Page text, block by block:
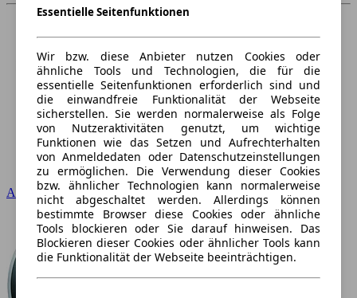
Audi
Essentielle Seitenfunktionen
Wir bzw. diese Anbieter nutzen Cookies oder
ähnliche Tools und Technologien, die für die
essentielle Seitenfunktionen erforderlich sind und
die einwandfreie Funktionalität der Webseite
sicherstellen. Sie werden normalerweise als Folge
von Nutzeraktivitäten genutzt, um wichtige
Funktionen wie das Setzen und Aufrechterhalten
von Anmeldedaten oder Datenschutzeinstellungen
zu ermöglichen. Die Verwendung dieser Cookies
bzw. ähnlicher Technologien kann normalerweise
nicht abgeschaltet werden. Allerdings können
bestimmte Browser diese Cookies oder ähnliche
Tools blockieren oder Sie darauf hinweisen. Das
Blockieren dieser Cookies oder ähnlicher Tools kann
die Funktionalität der Webseite beeinträchtigen.